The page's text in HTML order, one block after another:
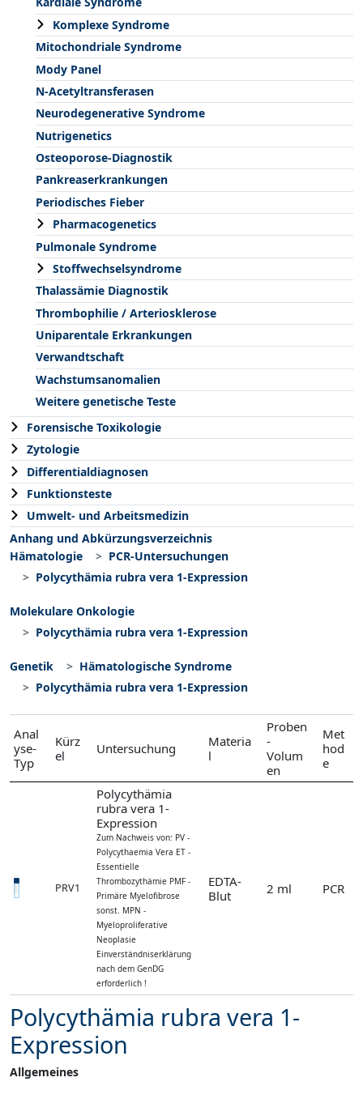
Komplexe Syndrome
Mitochondriale Syndrome
Mody Panel
N-Acetyltransferasen
Neurodegenerative Syndrome
Nutrigenetics
Osteoporose-Diagnostik
Pankreaserkrankungen
Periodisches Fieber
Pharmacogenetics
Pulmonale Syndrome
Stoffwechselsyndrome
Thalassämie Diagnostik
Thrombophilie / Arteriosklerose
Uniparentale Erkrankungen
Verwandtschaft
Wachstumsanomalien
Weitere genetische Teste
Forensische Toxikologie
Zytologie
Differentialdiagnosen
Funktionsteste
Umwelt- und Arbeitsmedizin
Anhang und Abkürzungsverzeichnis
Hämatologie
PCR-Untersuchungen
Polycythämia rubra vera 1-Expression
Molekulare Onkologie
Polycythämia rubra vera 1-Expression
Genetik
Hämatologische Syndrome
Polycythämia rubra vera 1-Expression
Anal
yse-
Typ
Kürz
el
Untersuchung
Materia
l
Proben
-
Volum
en
Met
hod
e
PRV1
Polycythämia
rubra vera 1-
Expression
Zum Nachweis von: PV -
Polycythaemia Vera ET -
Essentielle
Thrombozythämie PMF -
Primäre Myelofibrose
sonst. MPN -
Myeloproliferative
Neoplasie
Einverständniserklärung
nach dem GenDG
erforderlich !
EDTA-
Blut
2 ml PCR
Polycythämia rubra vera 1-
Expression
Allgemeines